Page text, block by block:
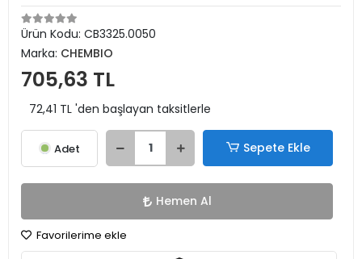
Ürün Kodu: CB3325.0050
Marka: CHEMBIO
705,63 TL
72,41 TL 'den başlayan taksitlerle
Adet Sepete Ekle
Hemen Al
Favorilerime ekle